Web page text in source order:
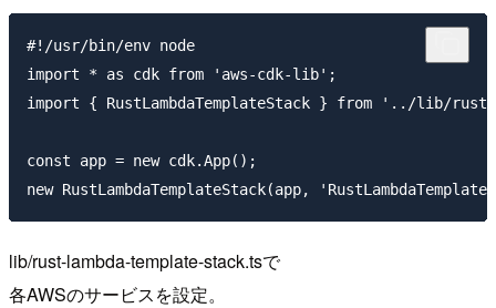
#!/usr/bin/env node
import * as cdk from 'aws-cdk-lib';
import { RustLambdaTemplateStack } from '../lib/
const app = new cdk.App();
lib/rust-lambda-template-stack.tsで
各AWSのサービスを設定。